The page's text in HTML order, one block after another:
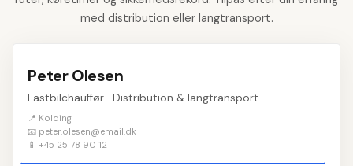
med distribution eller langtransport.
Peter Olesen
Lastbilchauffør · Distribution & langtransport
📍 Kolding
📧 peter.olesen@email.dk
📱 +45 25 78 90 12